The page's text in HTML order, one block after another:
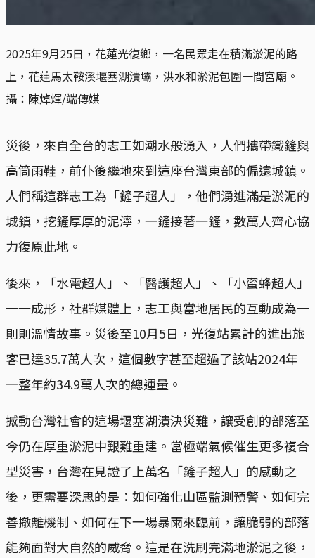
2025年9月25日，花蓮光復鄉，一名民眾走在積滿淤泥的路
上，花蓮馬太鞍溪堰塞湖潰壩，洪水和淤泥包圍一間宮廟。
攝：陳焯煇/端傳媒
災後，來自全台的志工如潮水般湧入，人們攜帶鐵鏟與
高筒雨鞋，前仆後繼地來到這座台灣東部的偏遠城鎮。
人們稱這群志工為「鏟子超人」，他們湧進滿是淤泥的
城鎮，挖鏟厚厚的泥濘，一鏟接著一鏟，數萬人齊心協
力復原此地。
後來，「水電超人」、「醫護超人」、「小蜜蜂超人」
一一成形，社群媒體上，志工與當地居民的互動成為一
則則溫情故事。災後至10月5日，光復站累計的進出旅
客已達35.7萬人次，這個數字甚至超過了該站2024年
一整年約34.9萬人次的總運量。
撼動台灣社會的這場堰塞湖潰決災難，讓受創的部落至
今仍在厚重淤泥中艱難重建。當極端氣候催生更多複合
型災害，台灣在見證了上萬名「鏟子超人」的感動之
後，更需要深思的是：如何強化山區監測預警、如何完
善撤離機制、如何在下一場暴雨來臨前，讓脆弱的部落
能夠面對大自然的威脅。這是在洗刷完滿地淤泥之後，